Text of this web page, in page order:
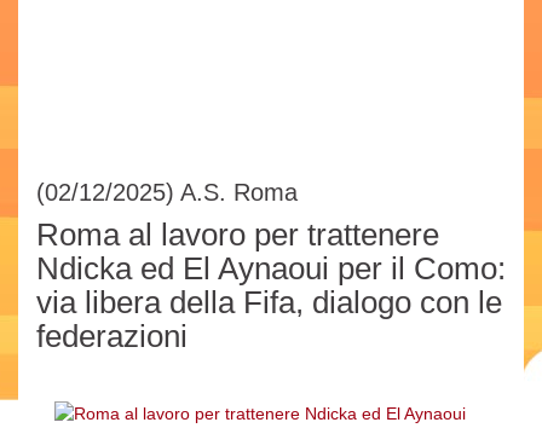
(02/12/2025) A.S. Roma
Roma al lavoro per trattenere
Ndicka ed El Aynaoui per il Como:
via libera della Fifa, dialogo con le
federazioni